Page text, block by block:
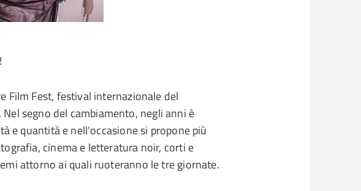
Film Fest, festival internazionale del
segno del cambiamento, negli anni è
e quantità e nell'occasione si propone più
cinema e letteratura noir, corti e
attorno ai quali ruoteranno le tre giornate.